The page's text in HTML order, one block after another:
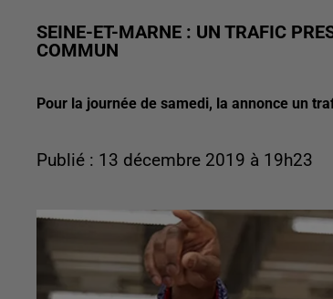
SEINE-ET-MARNE : UN TRAFIC
COMMUN
Pour la journée de samedi, la annonce un
Publié : 13 décembre 2019 à 19h23